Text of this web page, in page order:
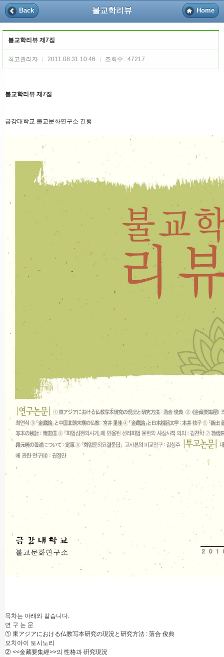
Back 불교학리뷰 Home
불교학리뷰 제7집
최고관리자 2011.08.31 10:46 조회수 : 47217
불교학리뷰 제7집
금강대학교 불교문화연구소 간행
목차는 아래와 같습니다.
연 구 논 문
① 東アジアにおける仏教写本研究の現況と研究方法 : 落合 俊典
오치아이 토시노리
② <<金藏要集經>>의 性格과 硏究現況